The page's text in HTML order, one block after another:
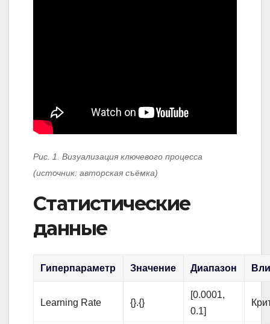
Рис. 1. Визуализация ключевого процесса
(источник: авторская съёмка)
Статистические
данные
Гиперпараметр Значение Диапазон
Learning Rate {}.{}
[0.0001,
0.1]